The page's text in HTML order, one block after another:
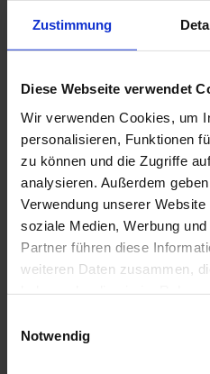
Zustimmung
Diese Webseite verwendet
Wir verwenden Cookies, um
personalisieren, Funktionen
zu können und die Zugriffe
analysieren. Außerdem
Verwendung unserer
soziale Medien, Werbung
Partner führen diese
weiteren Daten zusammen,
Notwendig